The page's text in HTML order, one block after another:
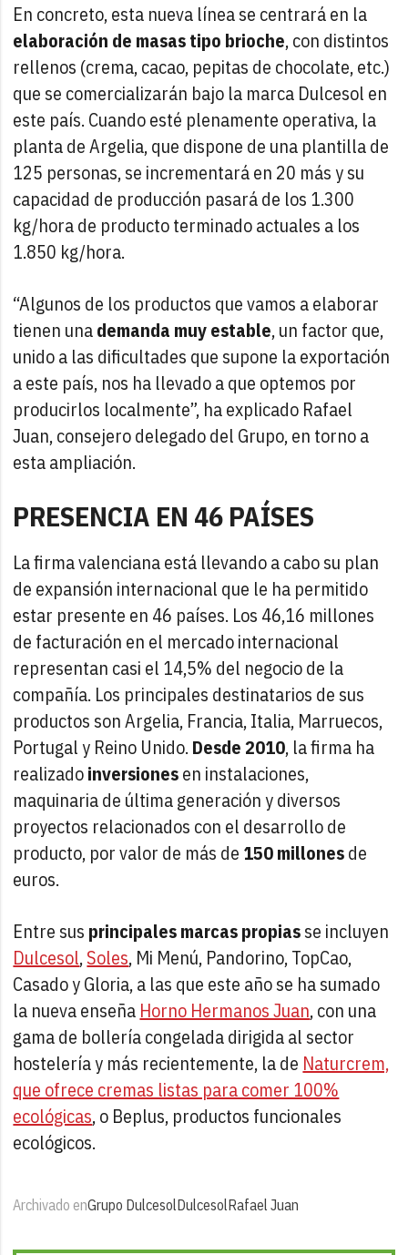
En concreto, esta nueva línea se centrará en la
elaboración de masas tipo brioche, con distintos
rellenos (crema, cacao, pepitas de chocolate, etc.)
que se comercializarán bajo la marca Dulcesol en
este país. Cuando esté plenamente operativa, la
planta de Argelia, que dispone de una plantilla de
125 personas, se incrementará en 20 más y su
capacidad de producción pasará de los 1.300
kg/hora de producto terminado actuales a los
1.850 kg/hora.
“Algunos de los productos que vamos a elaborar
tienen unademanda muy estable, un factor que,
unido a las dificultades que supone la exportación
a este país, nos ha llevado a que optemos por
producirlos localmente”, ha explicado Rafael
Juan, consejero delegado del Grupo, en torno a
esta ampliación.
PRESENCIA EN 46 PAÍSES
La firma valenciana está llevando a cabo su plan
de expansión internacional que le ha permitido
estar presente en 46 países. Los 46,16 millones
de facturación en el mercado internacional
representan casi el 14,5% del negocio de la
compañía. Los principales destinatarios de sus
productos son Argelia, Francia, Italia, Marruecos,
Portugal y Reino Unido. Desde 2010, la firma ha
realizadoinversionesen instalaciones,
maquinaria de última generación y diversos
proyectos relacionados con el desarrollo de
producto, por valor de más de 150 millonesde
euros.
Entre sus principales marcas propiasse incluyen
Dulcesol,Soles, Mi Menú, Pandorino, TopCao,
Casado y Gloria, a las que este año se ha sumado
la nueva enseña Horno Hermanos Juan, con una
gama de bollería congelada dirigida al sector
hostelería y más recientemente, la de Naturcrem,
que ofrece cremas listas para comer 100%
ecológicas, o Beplus, productos funcionales
ecológicos.
Archivado enGrupo DulcesolDulcesolRafael Juan